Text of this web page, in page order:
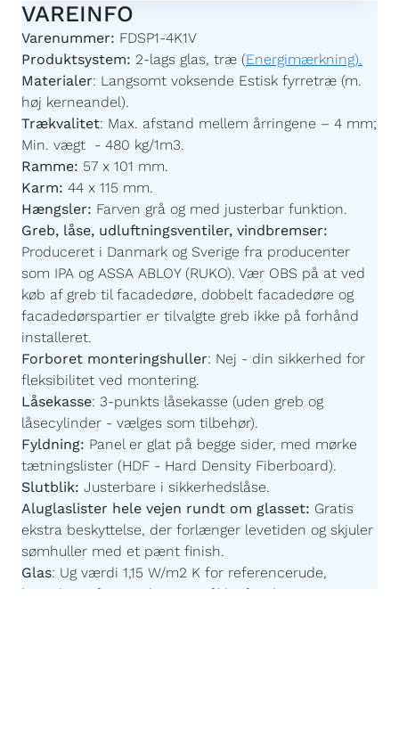
VAREINFO
Varenummer: FDSP1-4K1V
Produktsystem: 2-lags glas, træ (Energimærkning).
Materialer: Langsomt voksende Estisk fyrretræ (m.
høj kerneandel).
Trækvalitet: Max. afstand mellem årringene – 4 mm;
Min. vægt - 480 kg/1m3.
Ramme: 57 x 101 mm.
Karm: 44 x 115 mm.
Hængsler: Farven grå og med justerbar funktion.
Greb, låse, udluftningsventiler, vindbremser:
Produceret i Danmark og Sverige fra producenter
som IPA og ASSA ABLOY (RUKO). Vær OBS på at ved
køb af greb til facadedøre, dobbelt facadedøre og
facadedørspartier er tilvalgte greb ikke på forhånd
installeret.
Forboret monteringshuller: Nej - din sikkerhed for
fleksibilitet ved montering.
Låsekasse: 3-punkts låsekasse (uden greb og
låsecylinder - vælges som tilbehør).
Fyldning: Panel er glat på begge sider, med mørke
tætningslister (HDF - Hard Density Fiberboard).
Slutblik: Justerbare i sikkerhedslåse.
Aluglaslister hele vejen rundt om glasset: Gratis
ekstra beskyttelse, der forlænger levetiden og skjuler
sømhuller med et pænt finish.
Glas: Ug værdi 1,15 W/m2 K for referencerude,
kontakt os for værdier specifikke for din